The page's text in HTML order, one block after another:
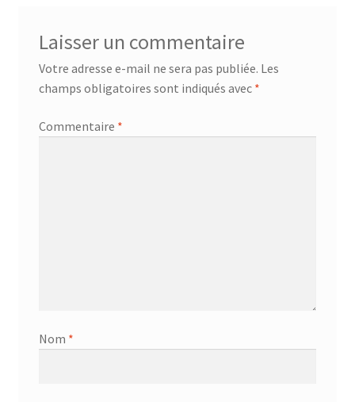
Laisser un commentaire
Votre adresse e-mail ne sera pas publiée. Les
champs obligatoires sont indiqués avec *
Commentaire *
Nom *